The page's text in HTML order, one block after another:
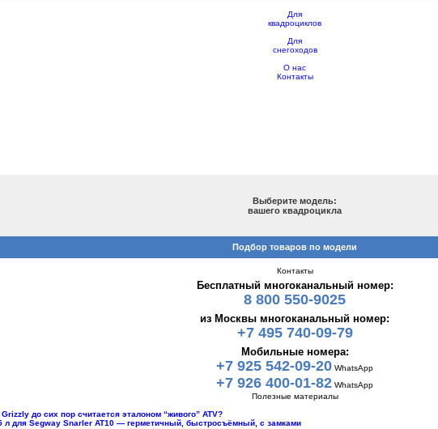
Для
квадроциклов
Для
снегоходов
О нас
Контакты
Выберите модель:
вашего квадроцикла
Подбор товаров по модели
Контакты
Бесплатный многоканальный номер:
8 800 550-9025
из Москвы многоканальный номер:
+7 495 740-09-79
Мобильные номера:
+7 925 542-09-20 WhatsApp
+7 926 400-01-82 WhatsApp
Полезные материалы
до сих пор считается эталоном “живого” ATV?
л для Segway Snarler AT10 — герметичный, быстросъёмный, с замками